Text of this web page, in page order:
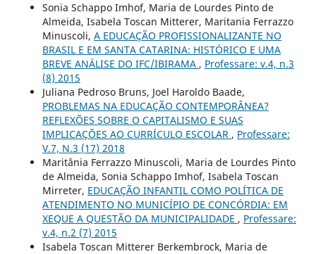
Sonia Schappo Imhof, Maria de Lourdes Pinto de
Almeida, Isabela Toscan Mitterer, Maritania Ferrazzo
Minuscoli, A EDUCAÇÃO PROFISSIONALIZANTE NO
BRASIL E EM SANTA CATARINA: HISTÓRICO E UMA
BREVE ANÁLISE DO IFC/IBIRAMA , Professare: v.4, n.3
(8) 2015
Juliana Pedroso Bruns, Joel Haroldo Baade,
PROBLEMAS NA EDUCAÇÃO CONTEMPORÂNEA?
REFLEXÕES SOBRE O CAPITALISMO E SUAS
IMPLICAÇÕES AO CURRÍCULO ESCOLAR , Professare:
V.7, N.3 (17) 2018
Maritânia Ferrazzo Minuscoli, Maria de Lourdes Pinto
de Almeida, Sonia Schappo Imhof, Isabela Toscan
Mirreter, EDUCAÇÃO INFANTIL COMO POLÍTICA DE
ATENDIMENTO NO MUNICÍPIO DE CONCÓRDIA: EM
XEQUE A QUESTÃO DA MUNICIPALIDADE , Professare:
v.4, n.2 (7) 2015
Isabela Toscan Mitterer Berkembrock, Maria de